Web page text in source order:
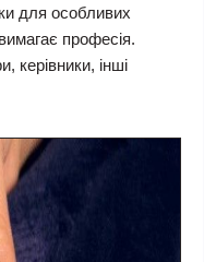
для особливих
професія.
керівники, інші